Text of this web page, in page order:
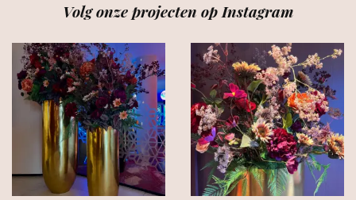
Volg onze projecten op Instagram